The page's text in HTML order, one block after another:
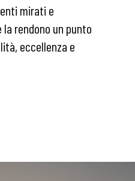
mirati e
rendono un punto
eccellenza e